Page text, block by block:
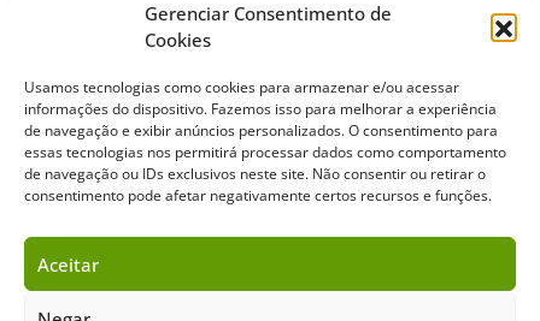
Gerenciar Consentimento de
Cookies
Usamos tecnologias como cookies para armazenar e/ou acessar
informações do dispositivo. Fazemos isso para melhorar a experiência
de navegação e exibir anúncios personalizados. O consentimento para
essas tecnologias nos permitirá processar dados como comportamento
de navegação ou IDs exclusivos neste site. Não consentir ou retirar o
consentimento pode afetar negativamente certos recursos e funções.
Aceitar
Mídia Kit
Sobre o Cavalus Leilões Anuncie